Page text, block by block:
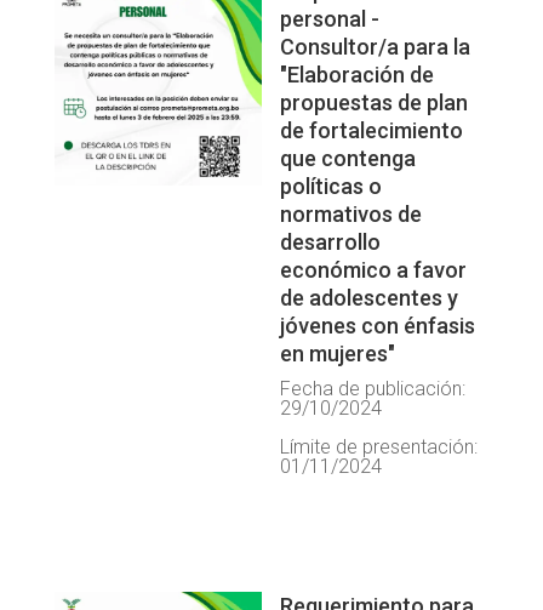
personal -
Consultor/a para la
"Elaboración de
propuestas de plan
de fortalecimiento
que contenga
políticas o
normativos de
desarrollo
económico a favor
de adolescentes y
jóvenes con énfasis
en mujeres"
Fecha de publicación:
29/10/2024
Límite de presentación:
01/11/2024